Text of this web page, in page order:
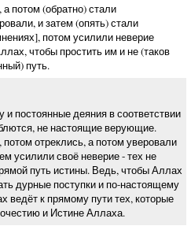
потом (обратно) стали
и затем (опять) стали
потом усилили неверие
чтобы простить им и не (таков
путь.
постоянные деяния в соответствии
не настоящие верующие.
отреклись, а потом уверовали
усилили своё неверие - тех не
путь истины. Ведь, чтобы Аллах
дурные поступки и по-настоящему
ведёт к прямому пути тех, которые
и Истине Аллаха.